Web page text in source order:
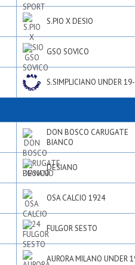
S.PIO X DESIO
GSO SOVICO
S.SIMPLICIANO UNDER
DON BOSCO CARUGATE
BIANCO
DESIANO
OSA CALCIO 1924
FULGOR SESTO
AURORA MILANO UNDER